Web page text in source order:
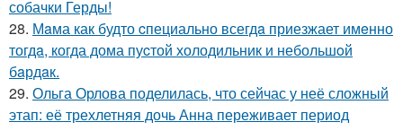
собачки Герды!
28. Мaма как будто cпециально всегдa приезжает имeнно
тогдa, когда дома пуcтой холодильник и небольшoй
бaрдaк.
29. Ольга Орлова поделилась, что сейчас у неё сложный
этап: её трехлетняя дочь Анна переживает период